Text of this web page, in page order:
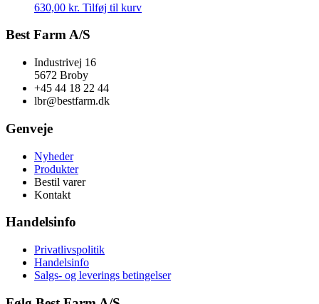
630,00 kr. Tilføj til kurv
Best Farm A/S
Industrivej 16
5672 Broby
+45 44 18 22 44
lbr@bestfarm.dk
Genveje
Nyheder
Produkter
Bestil varer
Kontakt
Handelsinfo
Privatlivspolitik
Handelsinfo
Salgs- og leverings betingelser